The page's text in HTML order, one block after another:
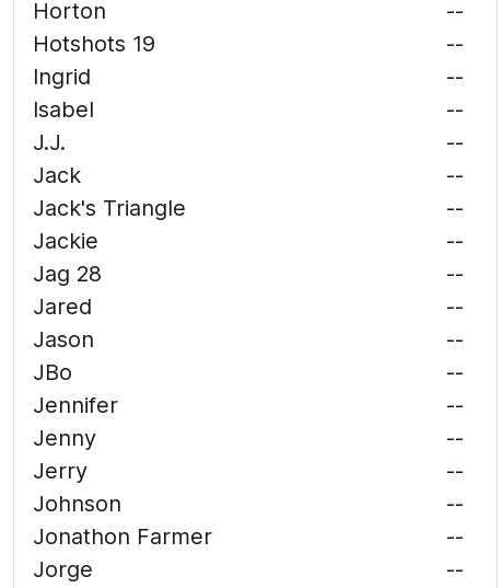
Horton
--
Hotshots 19
--
Ingrid
--
Isabel
--
J.J.
--
Jack
--
Jack's Triangle
--
Jackie
--
Jag 28
--
Jared
--
Jason
--
JBo
--
Jennifer
--
Jenny
--
Jerry
--
Johnson
--
Jonathon Farmer
--
Jorge
--